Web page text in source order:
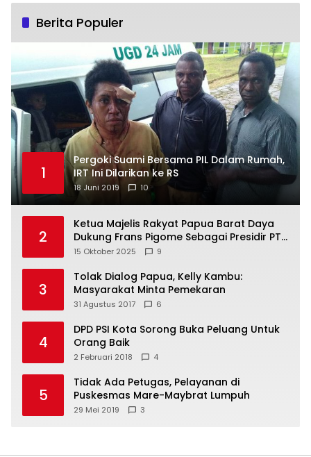
Berita Populer
1
Pergoki Suami Bersama PIL Dalam Rumah,
IRT Ini Dilarikan ke RS
18 Juni 2019 10
2
Ketua Majelis Rakyat Papua Barat Daya
Dukung Frans Pigome Sebagai Presidir PT
Freeport Indonesia
15 Oktober 2025 9
3
Tolak Dialog Papua, Kelly Kambu:
Masyarakat Minta Pemekaran
31 Agustus 2017 6
4
DPD PSI Kota Sorong Buka Peluang Untuk
Orang Baik
2 Februari 2018 4
5
Tidak Ada Petugas, Pelayanan di
Puskesmas Mare-Maybrat Lumpuh
29 Mei 2019 3